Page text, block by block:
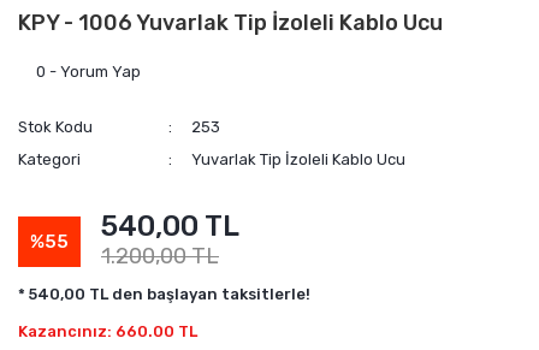
KPY - 1006 Yuvarlak Tip İzoleli Kablo Ucu
0 - Yorum Yap
Stok Kodu
253
Kategori
Yuvarlak Tip İzoleli Kablo Ucu
%55 540,00 TL
1.200,00 TL
* 540,00 TL den başlayan taksitlerle!
Kazancınız: 660.00 TL